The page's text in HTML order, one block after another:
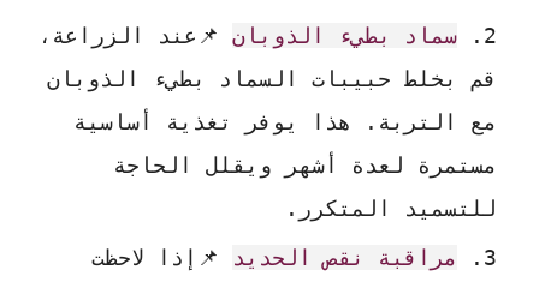
سماد بطيء الذوبان 📌عند الزراعة،
قم بخلط حبيبات السماد بطيء الذوبان
مع التربة. هذا يوفر تغذية أساسية
مستمرة لعدة أشهر ويقلل الحاجة
للتسميد المتكرر.
مراقبة نقص الحديد 📌إذا لاحظت